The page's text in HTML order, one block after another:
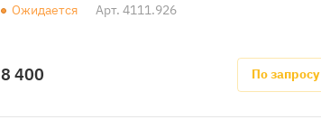
Ожидается Арт. 4111.926
8 400 По запросу